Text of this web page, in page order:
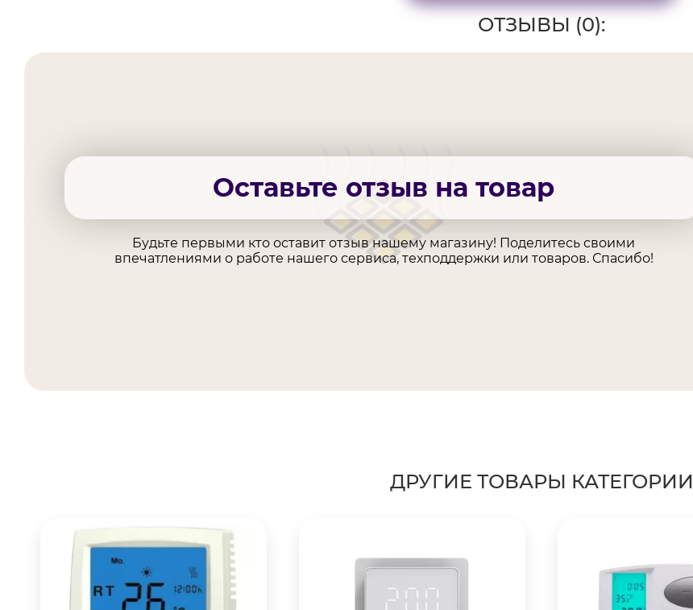
ОТЗЫВЫ (0):
Оставьте отзыв на товар
Будьте первыми кто оставит отзыв нашему магазину! Поделитесь своими
впечатлениями о работе нашего сервиса, техподдержки или товаров. Спасибо!
ДРУГИЕ ТОВАРЫ КАТЕГОРИИ